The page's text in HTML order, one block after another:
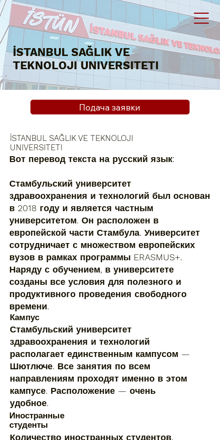
İSTANBUL SAĞLIK VE
TEKNOLOJI UNIVERSITETI
İSTANBUL SAĞLIK VE TEKNOLOJI
UNIVERSITETI
Вот перевод текста на русский язык:
Стамбульский университет
здравоохранения и технологий был основан
в 2018 году и является частным
университетом. Он расположен в
европейской части Стамбула. Университет
сотрудничает с множеством европейских
вузов в рамках программы ERASMUS+.
Наряду с обучением, в университете
созданы все условия для полезного и
продуктивного проведения свободного
времени.
Кампус
Стамбульский университет
здравоохранения и технологий
располагает единственным кампусом —
Шютлюче. Все занятия по всем
направлениям проходят именно в этом
кампусе. Расположение — очень
удобное.
Иностранные
студенты
Количество иностранных студентов,
Подача заявки